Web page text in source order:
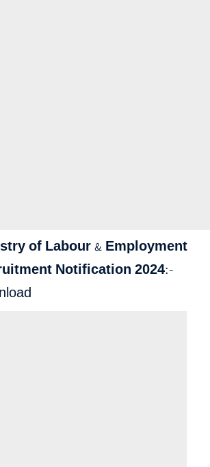
of Labour & Employment
Notification 2024:-